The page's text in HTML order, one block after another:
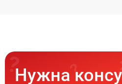
Нужна